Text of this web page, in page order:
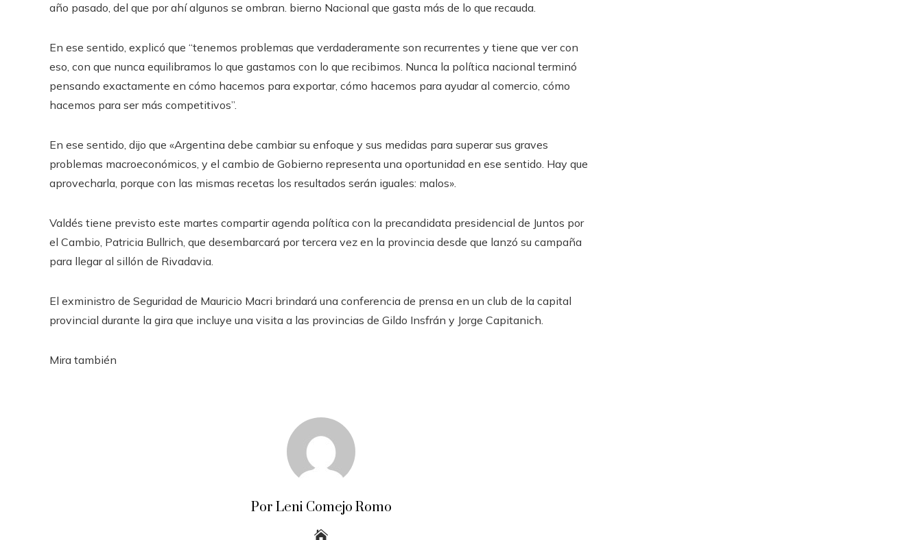
año pasado, del que por ahí algunos se ombran. bierno Nacional que gasta más de lo que recauda.
En ese sentido, explicó que “tenemos problemas que verdaderamente son recurrentes y tiene que ver con
eso, con que nunca equilibramos lo que gastamos con lo que recibimos. Nunca la política nacional terminó
pensando exactamente en cómo hacemos para exportar, cómo hacemos para ayudar al comercio, cómo
hacemos para ser más competitivos”.
En ese sentido, dijo que «Argentina debe cambiar su enfoque y sus medidas para superar sus graves
problemas macroeconómicos, y el cambio de Gobierno representa una oportunidad en ese sentido. Hay que
aprovecharla, porque con las mismas recetas los resultados serán iguales: malos».
Valdés tiene previsto este martes compartir agenda política con la precandidata presidencial de Juntos por
el Cambio, Patricia Bullrich, que desembarcará por tercera vez en la provincia desde que lanzó su campaña
para llegar al sillón de Rivadavia.
El exministro de Seguridad de Mauricio Macri brindará una conferencia de prensa en un club de la capital
provincial durante la gira que incluye una visita a las provincias de Gildo Insfrán y Jorge Capitanich.
Mira también
Por Leni Comejo Romo